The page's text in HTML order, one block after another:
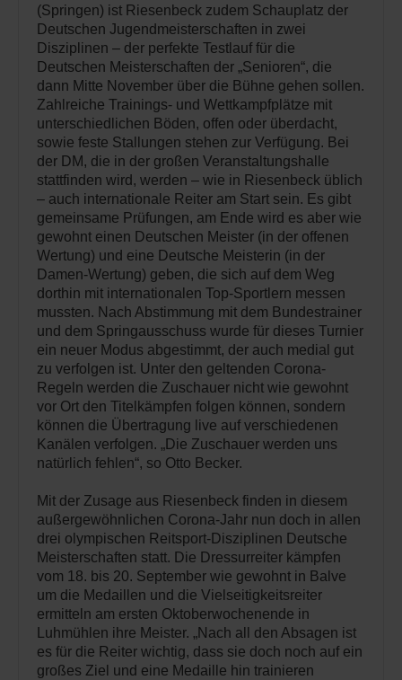
(Springen) ist Riesenbeck zudem Schauplatz der
Deutschen Jugendmeisterschaften in zwei
Disziplinen – der perfekte Testlauf für die
Deutschen Meisterschaften der „Senioren“, die
dann Mitte November über die Bühne gehen sollen.
Zahlreiche Trainings- und Wettkampfplätze mit
unterschiedlichen Böden, offen oder überdacht,
sowie feste Stallungen stehen zur Verfügung. Bei
der DM, die in der großen Veranstaltungshalle
stattfinden wird, werden – wie in Riesenbeck üblich
– auch internationale Reiter am Start sein. Es gibt
gemeinsame Prüfungen, am Ende wird es aber wie
gewohnt einen Deutschen Meister (in der offenen
Wertung) und eine Deutsche Meisterin (in der
Damen-Wertung) geben, die sich auf dem Weg
dorthin mit internationalen Top-Sportlern messen
mussten. Nach Abstimmung mit dem Bundestrainer
und dem Springausschuss wurde für dieses Turnier
ein neuer Modus abgestimmt, der auch medial gut
zu verfolgen ist. Unter den geltenden Corona-
Regeln werden die Zuschauer nicht wie gewohnt
vor Ort den Titelkämpfen folgen können, sondern
können die Übertragung live auf verschiedenen
Kanälen verfolgen. „Die Zuschauer werden uns
natürlich fehlen“, so Otto Becker.
Mit der Zusage aus Riesenbeck finden in diesem
außergewöhnlichen Corona-Jahr nun doch in allen
drei olympischen Reitsport-Disziplinen Deutsche
Meisterschaften statt. Die Dressurreiter kämpfen
vom 18. bis 20. September wie gewohnt in Balve
um die Medaillen und die Vielseitigkeitsreiter
ermitteln am ersten Oktoberwochenende in
Luhmühlen ihre Meister. „Nach all den Absagen ist
es für die Reiter wichtig, dass sie doch noch auf ein
großes Ziel und eine Medaille hin trainieren